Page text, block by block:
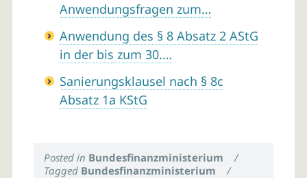
Anwendungsfragen zum…
Anwendung des § 8 Absatz 2 AStG
in der bis zum 30.…
Sanierungsklausel nach § 8c
Absatz 1a KStG
Posted in Bundesfinanzministerium
/
Tagged Bundesfinanzministerium /